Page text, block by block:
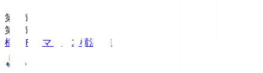
第1節
第1節
横浜Ｆ・マリノス横浜FM